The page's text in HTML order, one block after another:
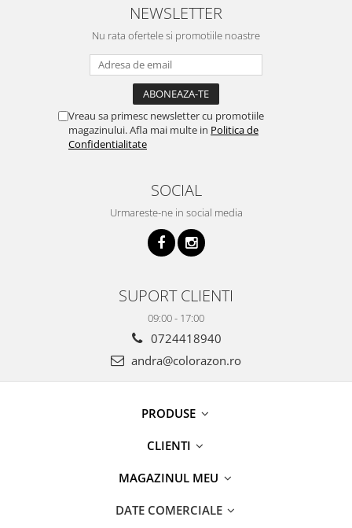
NEWSLETTER
Nu rata ofertele si promotiile noastre
Vreau sa primesc newsletter cu promotiile
magazinului. Afla mai multe in Politica de
Confidentialitate
SOCIAL
Urmareste-ne in social media
SUPORT CLIENTI
09:00 - 17:00
0724418940
andra@colorazon.ro
PRODUSE
CLIENTI
MAGAZINUL MEU
DATE COMERCIALE